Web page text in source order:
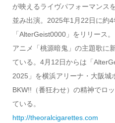
が映えるライヴパフォーマンス
並み出演。2025年1月22日に約
「AlterGeist0000」をリリース
アニメ「桃源暗鬼」の主題歌に
ている。4月12日からは「
2025」を横浜アリーナ・大阪城
BKW!!（番狂わせ）の精神でロ
ている。
http://theoralcigarettes.com